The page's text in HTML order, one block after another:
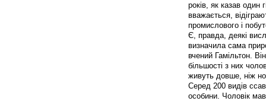
років, як казав один
вважається,
промислового і
Є, правда, деякі
визначила сама
вчений Гамільтон.
більшості з них
живуть довше, ніж
Серед 200 видів
особини. Чоловік